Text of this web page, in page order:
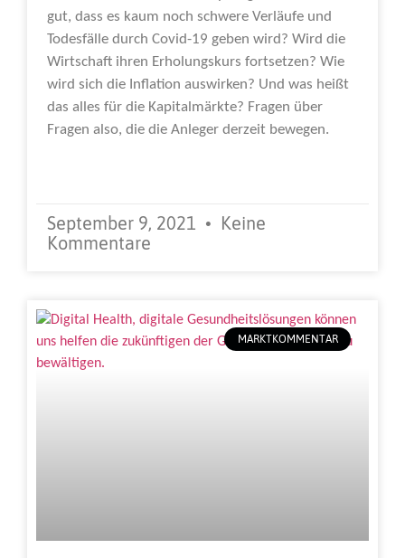
gut, dass es kaum noch schwere Verläufe und
Todesfälle durch Covid-19 geben wird? Wird die
Wirtschaft ihren Erholungskurs fortsetzen? Wie
wird sich die Inflation auswirken? Und was heißt
das alles für die Kapitalmärkte? Fragen über
Fragen also, die die Anleger derzeit bewegen.
September 9, 2021
Keine
Kommentare
MARKTKOMMENTAR